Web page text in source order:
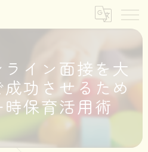
イン面接を大
功させるため
保育活用術